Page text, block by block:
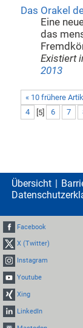
Das Orakel
Eine
das
Existiert
2013
« 10 frühere
4
[5] 6 7
Übersicht
Facebook
X (Twitter)
Instagram
Youtube
Xing
LinkedIn